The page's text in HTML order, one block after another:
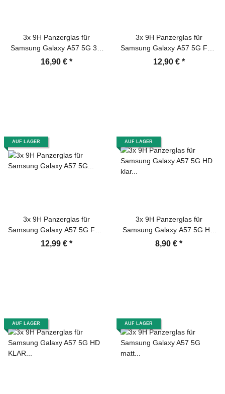
3x 9H Panzerglas für
Samsung Galaxy A57 5G 3D
A++ klar echtes Tempered
16,90 € *
3x 9H Panzerglas für
Samsung Galaxy A57 5G Full-
Screen HD klar Tempered
12,90 € *
AUF LAGER
3x 9H Panzerglas für
Samsung Galaxy A57 5G Full-
Screen matt Anti-Reflex
12,99 € *
AUF LAGER
3x 9H Panzerglas für
Samsung Galaxy A57 5G HD
klar Displayschutz Schutzglas
8,90 € *
AUF LAGER AUF LAGER